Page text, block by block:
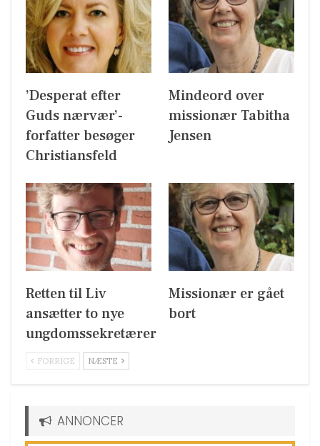
’Desperat efter
Guds nærvær’-
forfatter besøger
Christiansfeld
Mindeord over
missionær Tabitha
Jensen
Retten til Liv
ansætter to nye
ungdomssekretærer
Missionær er gået
bort
FORRIGE NÆSTE
ANNONCER